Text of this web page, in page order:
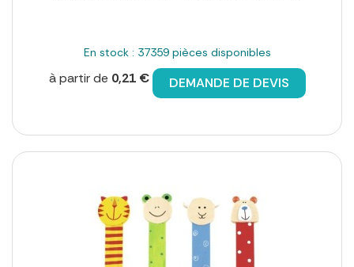
En stock : 37359 pièces disponibles
à partir de 0,21 € DEMANDE DE DEVIS